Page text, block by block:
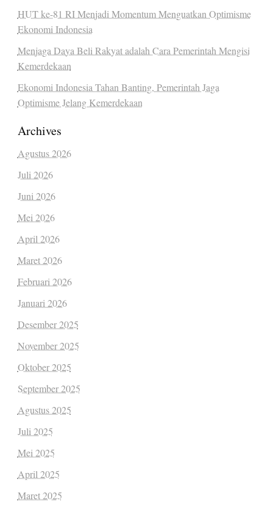
HUT ke-81 RI Menjadi Momentum Menguatkan Optimisme
Ekonomi Indonesia
Menjaga Daya Beli Rakyat adalah Cara Pemerintah Mengisi
Kemerdekaan
Ekonomi Indonesia Tahan Banting, Pemerintah Jaga
Optimisme Jelang Kemerdekaan
Archives
Agustus 2026
Juli 2026
Juni 2026
Mei 2026
April 2026
Maret 2026
Februari 2026
Januari 2026
Desember 2025
November 2025
Oktober 2025
September 2025
Agustus 2025
Juli 2025
Mei 2025
April 2025
Maret 2025